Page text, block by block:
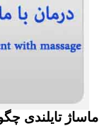
ماساژ تایلندی